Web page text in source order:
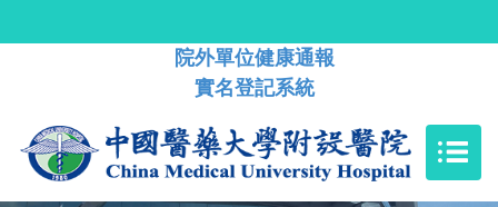
院外單位健康通報
實名登記系統